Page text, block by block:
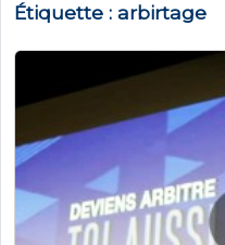
Étiquette : arbirtage